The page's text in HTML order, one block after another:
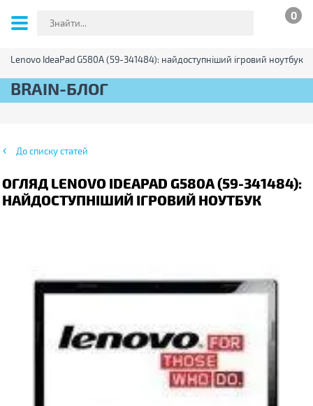
0
Lenovo IdeaPad G580A (59-341484): найдоступніший ігровий ноутбук
BRAIN-БЛОГ
До списку статей
ОГЛЯД LENOVO IDEAPAD G580A (59-341484):
НАЙДОСТУПНІШИЙ ІГРОВИЙ НОУТБУК